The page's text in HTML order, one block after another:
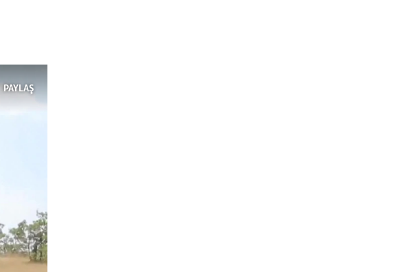
PAYLAŞ